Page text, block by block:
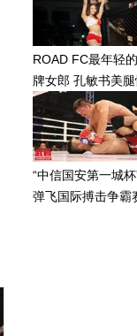
ROAD FC最年轻
牌女郎 孔敏书美腿
感眼神清纯
“中信国安第一城杯
弹飞国际搏击争霸